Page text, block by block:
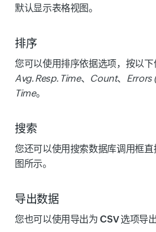
默认显示表格视图。
排序
您可以使用排序依据选项，按以下
Avg. Resp. Time、 Count、 Errors
Time。
搜索
您还可以使用搜索数据库调用框直
图所示。
导出数据
您也可以使用 导出为 CSV选项导